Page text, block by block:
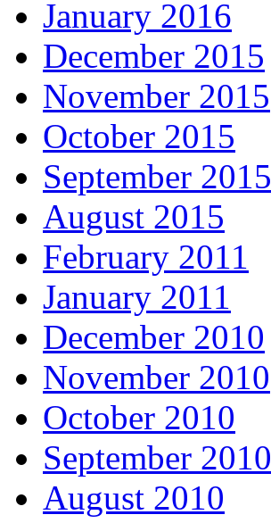
January 2016
December 2015
November 2015
October 2015
September 2015
August 2015
February 2011
January 2011
December 2010
November 2010
October 2010
September 2010
August 2010